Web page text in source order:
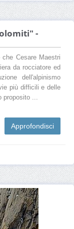
-
che Cesare Maestri
da rocciatore ed
dell'alpinismo
più difficili e delle
...
Approfondisci